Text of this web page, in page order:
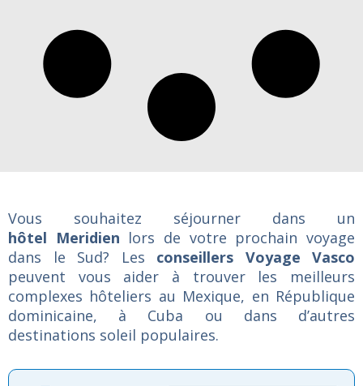
Vous souhaitez séjourner dans un
hôtel Meridien lors de votre prochain voyage
dans le Sud? Les conseillers Voyage Vasco
peuvent vous aider à trouver les meilleurs
complexes hôteliers au Mexique, en République
dominicaine, à Cuba ou dans d’autres
destinations soleil populaires.